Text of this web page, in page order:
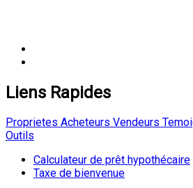
Liens Rapides
Proprietes Acheteurs Vendeurs
Outils
Calculateur de prêt hypothécaire
Taxe de bienvenue